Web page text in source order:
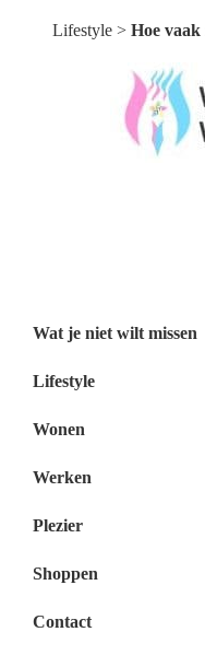
Lifestyle> Hoe vaak
Wat je niet wilt missen
Lifestyle
Wonen
Werken
Plezier
Shoppen
Contact